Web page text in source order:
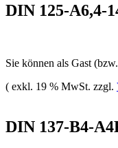
DIN 125-A6,4-
Sie können als Gast
( exkl. 19 % MwSt. zzgl.
DIN 137-B4-